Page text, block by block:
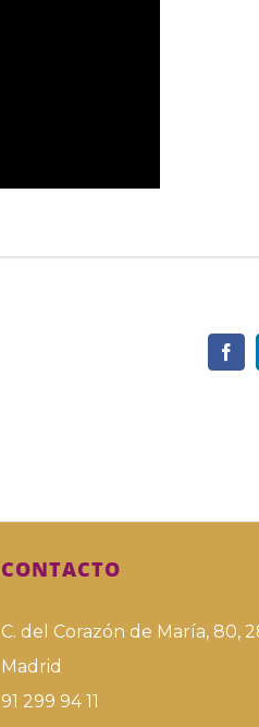
CONTACTO
C. del Corazón de María, 80,
Madrid
91 299 94 11